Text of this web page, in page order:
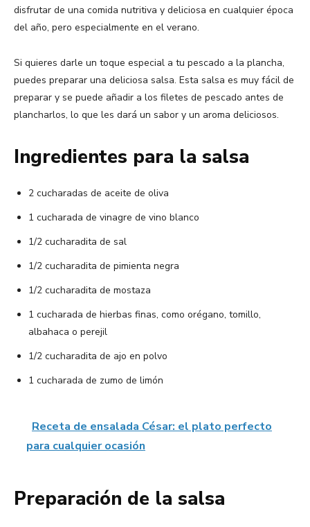
disfrutar de una comida nutritiva y deliciosa en cualquier época
del año, pero especialmente en el verano.
Si quieres darle un toque especial a tu pescado a la plancha,
puedes preparar una deliciosa salsa. Esta salsa es muy fácil de
preparar y se puede añadir a los filetes de pescado antes de
plancharlos, lo que les dará un sabor y un aroma deliciosos.
Ingredientes para la salsa
2 cucharadas de aceite de oliva
1 cucharada de vinagre de vino blanco
1/2 cucharadita de sal
1/2 cucharadita de pimienta negra
1/2 cucharadita de mostaza
1 cucharada de hierbas finas, como orégano, tomillo,
albahaca o perejil
1/2 cucharadita de ajo en polvo
1 cucharada de zumo de limón
Receta de ensalada César: el plato perfecto
para cualquier ocasión
Preparación de la salsa